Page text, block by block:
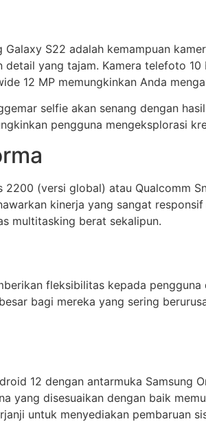
S22 adalah kemampuan
yang tajam. Kamera telefoto 10
12 MP memungkinkan Anda
selfie akan senang dengan
pengguna mengeksplorasi
(versi global) atau Qualcomm
kinerja yang sangat
multitasking berat sekalipun.
fleksibilitas kepada
bagi mereka yang sering
12 dengan antarmuka Samsung
yang disesuaikan dengan baik
untuk menyediakan pembaruan